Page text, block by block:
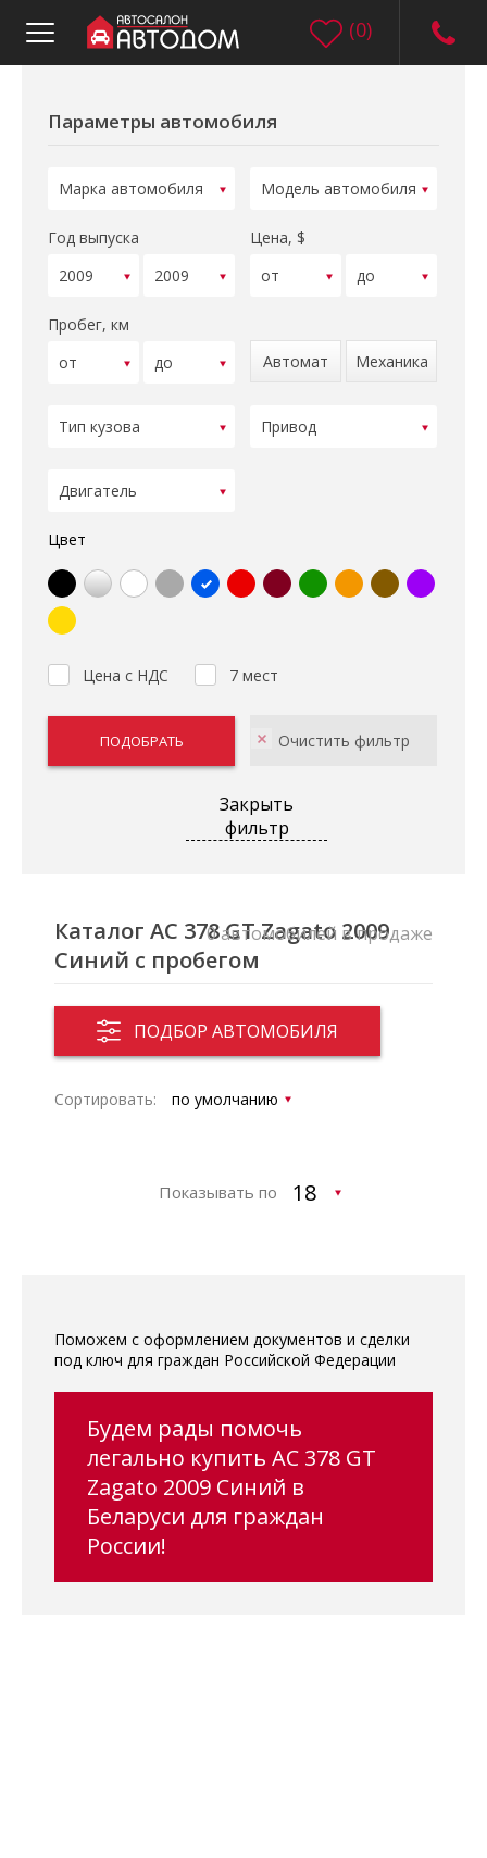
(0)
Параметры автомобиля
Год выпуска Цена, $
Пробег, км
Автомат
Механика
Цвет
Цена с НДС 7 мест
Закрыть
фильтр
Каталог AC 378 GT Zagato 2009
Синий с пробегом
ПОДБОР АВТОМОБИЛЯ
0 автомобилей в продаже
Сортировать:
Показывать по
Поможем с оформлением документов и сделки
под ключ для граждан Российской Федерации
Будем рады помочь
легально купить AC 378 GT
Zagato 2009 Синий в
Беларуси для граждан
России!